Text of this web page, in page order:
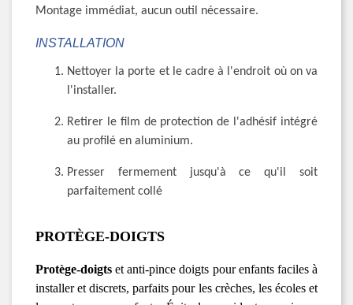
Montage immédiat, aucun outil nécessaire.
INSTALLATION
Nettoyer la porte et le cadre à l'endroit où on va
l'installer.
Retirer le film de protection de l'adhésif intégré
au profilé en aluminium.
Presser fermement jusqu'à ce qu'il soit
parfaitement collé
PROTÈGE-DOIGTS
Protège-doigts et anti-pince doigts pour enfants faciles à
installer et discrets, parfaits pour les crèches, les écoles et